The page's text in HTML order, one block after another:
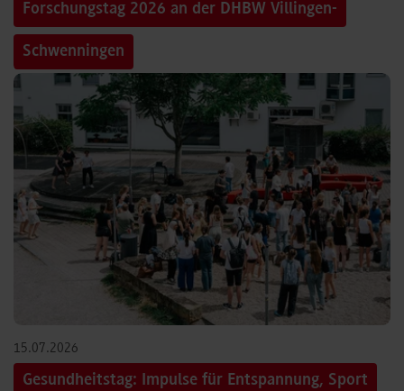
Forschungstag 2026 an der DHBW Villingen-
Schwenningen
15.07.2026
Gesundheitstag: Impulse für Entspannung, Sport